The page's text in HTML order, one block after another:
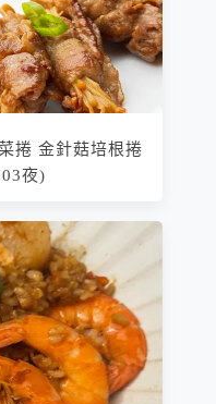
捲 金針菇培根捲
夜)